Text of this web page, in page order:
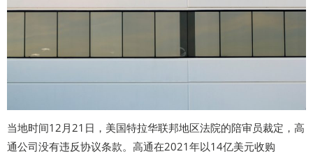
当地时间12月21日，美国特拉华联邦地区法院的陪审员裁定，高
通公司没有违反协议条款。高通在2021年以14亿美元收购